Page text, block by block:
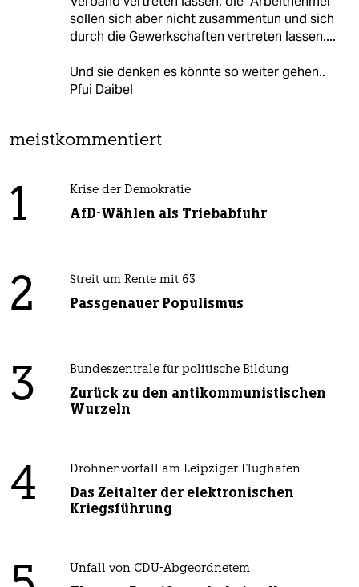
sollen sich aber nicht zusammentun und sich
durch die Gewerkschaften vertreten lassen....
Und sie denken es könnte so weiter gehen..
Pfui Daibel
meistkommentiert
1 Krise der Demokratie
AfD-Wählen als Triebabfuhr
2 Streit um Rente mit 63
Passgenauer Populismus
3 Bundeszentrale für politische Bildung
Zurück zu den antikommunistischen
Wurzeln
4 Drohnenvorfall am Leipziger Flughafen
Das Zeitalter der elektronischen
Kriegsführung
Unfall von CDU-Abgeordnetem